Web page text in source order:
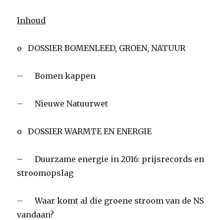
Inhoud
o DOSSIER BOMENLEED, GROEN, NATUUR
– Bomen kappen
– Nieuwe Natuurwet
o DOSSIER WARMTE EN ENERGIE
– Duurzame energie in 2016: prijsrecords en
stroomopslag
– Waar komt al die groene stroom van de NS
vandaan?